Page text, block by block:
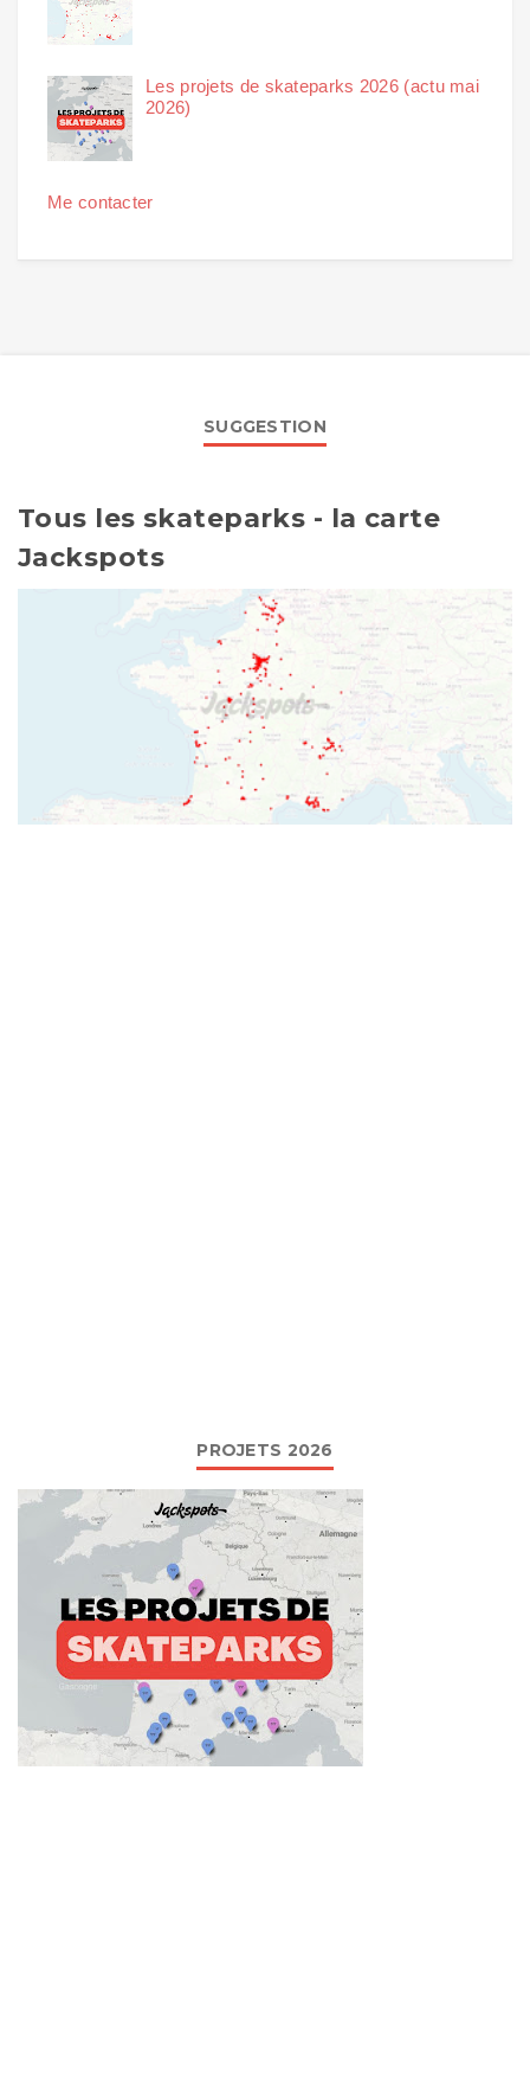
Les projets de skateparks 2026 (actu mai
2026)
Me contacter
SUGGESTION
Tous les skateparks - la carte
Jackspots
PROJETS 2026